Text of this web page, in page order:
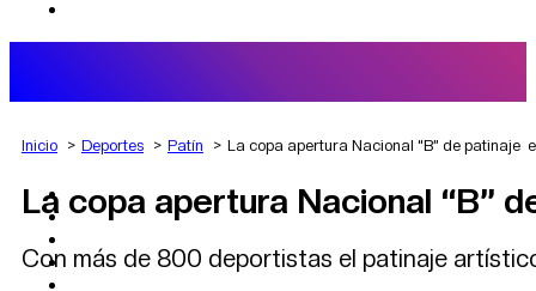
AGRO
DEPORTES
POLÍTICA
Inicio Deportes Patín La copa apertura Nacional “B” de patinaje
La copa apertura Nacional “B”
Con más de 800 deportistas el patinaje